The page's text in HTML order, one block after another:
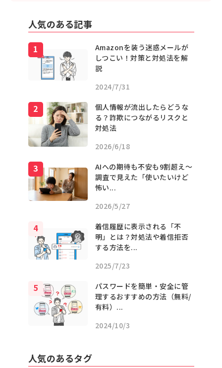
人気のある記事
Amazonを装う迷惑メールが
しつこい！対策と対処法を解
説
2024/7/31
個人情報が流出したらどうな
る？詐欺につながるリスクと
対処法
2026/6/18
AIへの期待も不安も9割超え〜
調査で見えた「使いたいけど
怖い...
2026/5/27
着信履歴に表示される「不
明」とは？対処法や着信拒否
する方法を...
2025/7/23
パスワードを簡単・安全に管
理するおすすめの方法（無料/
有料）...
2024/10/3
人気のあるタグ